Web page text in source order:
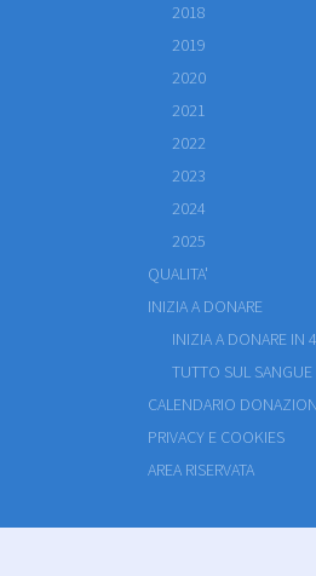
2018
2019
2020
2021
2022
2023
2024
2025
QUALITA'
INIZIA A DONARE
INIZIA A DONARE IN
TUTTO SUL SANGUE
CALENDARIO
PRIVACY E COOKIES
AREA RISERVATA